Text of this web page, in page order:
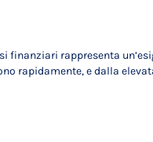
finanziari rappresenta
rapidamente, e dalla